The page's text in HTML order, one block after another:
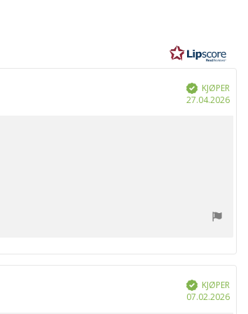
Verifisert
KJØPER
27.04.2026
Verifisert
KJØPER
07.02.2026